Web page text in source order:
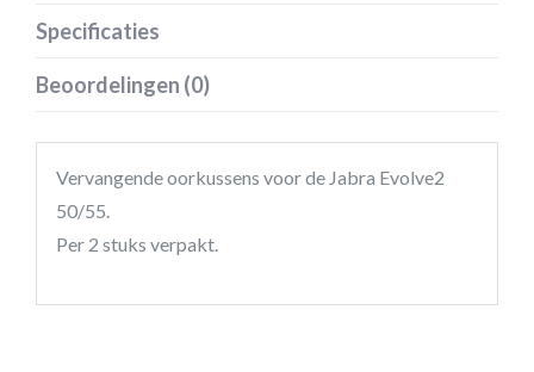
Specificaties
Beoordelingen (0)
Vervangende oorkussens voor de Jabra Evolve2
50/55.
Per 2 stuks verpakt.